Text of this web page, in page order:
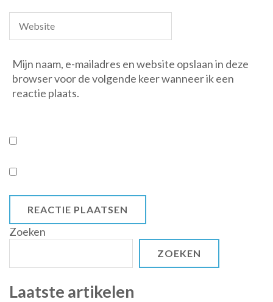
Mijn naam, e-mailadres en website opslaan in deze
browser voor de volgende keer wanneer ik een
reactie plaats.
Zoeken
ZOEKEN
Laatste artikelen